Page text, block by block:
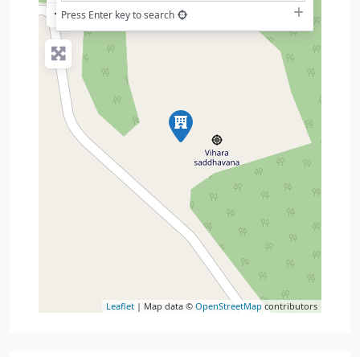
−Press Enter key to search
Leaflet | Map data © OpenStreetMap contributors